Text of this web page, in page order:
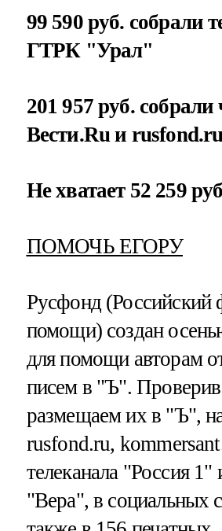
99 590 руб. собрали
ГТРК "Урал"
201 957 руб. собрали
Вести.Ru и rusfond.ru
Не хватает 52 259
ПОМОЧЬ ЕГОРУ
Русфонд (Российский
помощи) создан
для помощи авторам
писем в "Ъ".
размещаем их в "Ъ",
rusfond.ru,
телеканала "Россия 1"
"Вера", в социальных